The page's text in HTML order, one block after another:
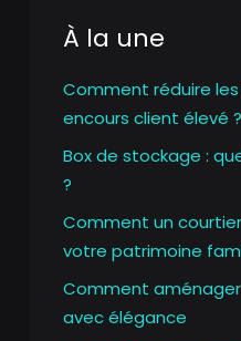
À la une
Comment réduire les
encours client élevé ?
Box de stockage :
?
Comment un
votre patrimoine
Comment
avec élégance